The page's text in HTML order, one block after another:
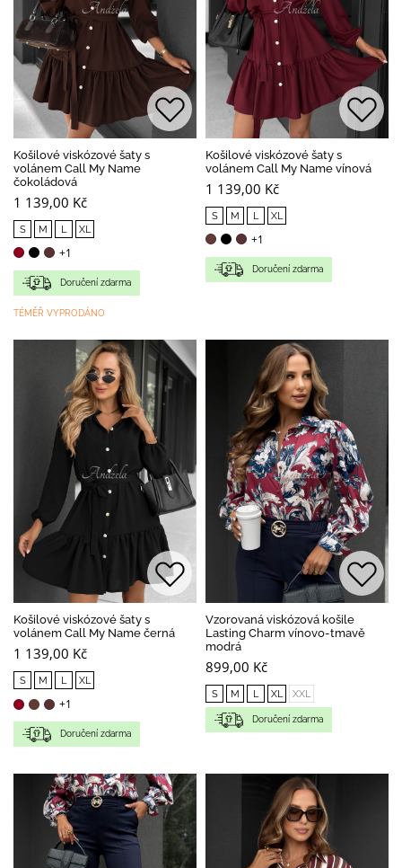
Košilové viskózové šaty s
volánem Call My Name
čokoládová
1 139,00 Kč
S M L XL
+1
Doručení zdarma
TÉMĚŘ VYPRODÁNO
Košilové viskózové šaty s
volánem Call My Name vínová
1 139,00 Kč
S M L XL
+1
Doručení zdarma
Košilové viskózové šaty s
volánem Call My Name černá
1 139,00 Kč
S M L XL
+1
Doručení zdarma
Vzorovaná viskózová košile
Lasting Charm vínovo-tmavě
modrá
899,00 Kč
S M L XL XXL
Doručení zdarma